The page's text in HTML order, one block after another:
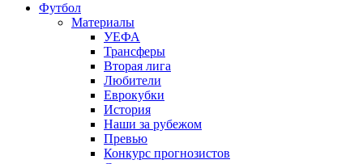
Футбол
Материалы
УЕФА
Трансферы
Вторая лига
Любители
Еврокубки
История
Наши за рубежом
Превью
Конкурс прогнозистов